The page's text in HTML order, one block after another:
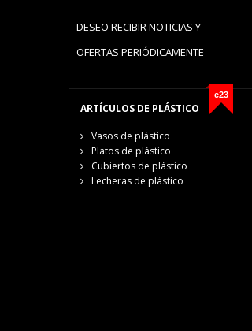
DESEO RECIBIR NOTICIAS Y
OFERTAS PERIÓDICAMENTE
e23
ARTÍCULOS DE PLÁSTICO
Vasos de plástico
Platos de plástico
Cubiertos de plástico
Lecheras de plástico